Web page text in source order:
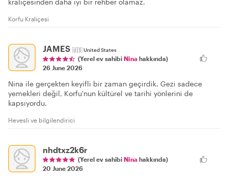
Korfu Kraliçesi
JAMES 🇺🇸United States
(Yerel ev sahibi Nina hakkında)
26 June 2026
Nina ile gerçekten keyifli bir zaman geçirdik. Gezi sadece
yemekleri değil, Korfu'nun kültürel ve tarihi yönlerini de
kapsıyordu.
Hevesli ve bilgilendirici
nhdtxz2k6r
(Yerel ev sahibi Nina hakkında)
20 June 2026